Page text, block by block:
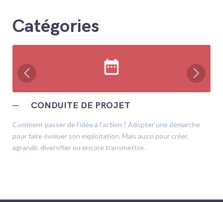
Catégories
date_range
─ CONDUITE DE PROJET
Comment passer de l’idée à l’action ? Adopter une démarche
pour faire évoluer son exploitation. Mais aussi pour créer,
agrandir, diversifier ou encore transmettre.